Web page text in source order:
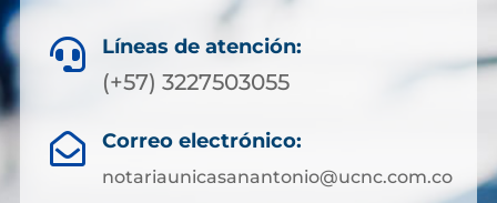
 Líneas de atención:
(+57) 3227503055
 Correo electrónico:
notariaunicasanantonio@ucnc.com.co